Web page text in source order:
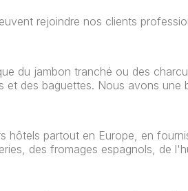
rejoindre nos clients
du jambon tranché ou des
et des baguettes. Nous avons une
hôtels partout en Europe, en
des fromages espagnols, de